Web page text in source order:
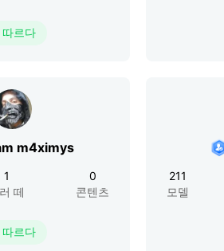
따르다
m4ximys
1
떼
0
콘텐츠
따르다
211
모델